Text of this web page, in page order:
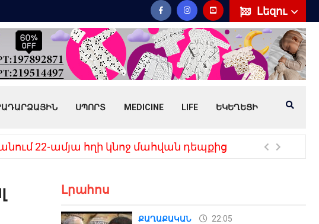
Լեզու
ՍՊՈՐՏ MEDICINE LIFE ԵԿԵՂԵՑԻ
քաղաքացի (տեսանյութ)
Լրահոս
ՔԱՂԱՔԱԿԱՆ 22:05